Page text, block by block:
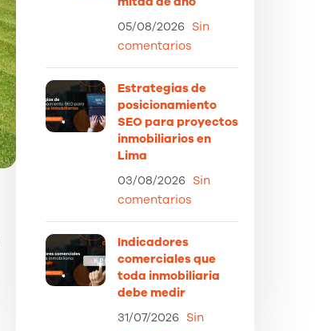
05/08/2026 Sin
comentarios
Estrategias de
posicionamiento
SEO para proyectos
inmobiliarios en
Lima
03/08/2026 Sin
comentarios
Indicadores
comerciales que
toda inmobiliaria
debe medir
31/07/2026 Sin